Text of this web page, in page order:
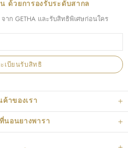
ค้าของเรา
นอนยางพารา
ด้วยการองรับระดับสากล
ก GETHA และรับสิทธิพิเศษก่อนใคร